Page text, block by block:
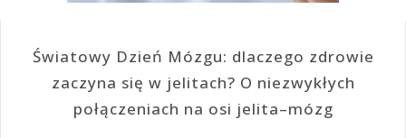
Światowy Dzień Mózgu: dlaczego zdrowie
zaczyna się w jelitach? O niezwykłych
połączeniach na osi jelita–mózg